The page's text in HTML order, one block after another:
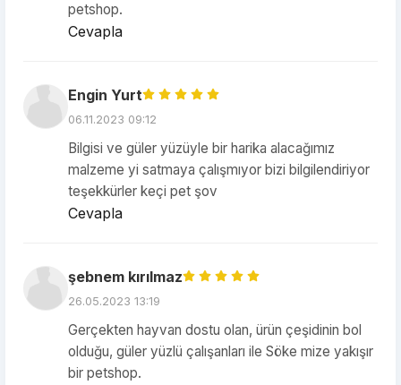
petshop.
Cevapla
Engin Yurt
06.11.2023 09:12
Bilgisi ve güler yüzüyle bir harika alacağımız
malzeme yi satmaya çalışmıyor bizi bilgilendiriyor
teşekkürler keçi pet şov
Cevapla
şebnem kırılmaz
26.05.2023 13:19
Gerçekten hayvan dostu olan, ürün çeşidinin bol
olduğu, güler yüzlü çalışanları ile Söke mize yakışır
bir petshop.